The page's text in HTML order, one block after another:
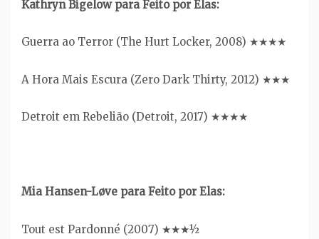
Kathryn Bigelow para Feito por Elas:
Guerra ao Terror (The Hurt Locker, 2008) ★★★★
A Hora Mais Escura (Zero Dark Thirty, 2012) ★★★
Detroit em Rebelião (Detroit, 2017) ★★★★
Mia Hansen-Løve para Feito por Elas:
Tout est Pardonné (2007) ★★★½